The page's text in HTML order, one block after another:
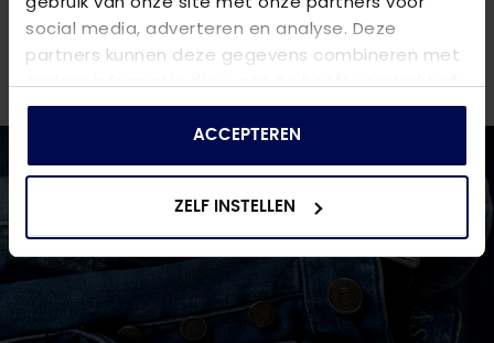
social media, adverteren en analyse. Deze
partners kunnen deze gegevens combineren met
andere informatie die u aan ze heeft verstrekt of
die ze hebben verzameld op basis van uw gebruik
ACCEPTEREN
ZELF INSTELLEN
winkels. Stel je vraag aan deklantenserviceof bezoek
een van onzewinkels.